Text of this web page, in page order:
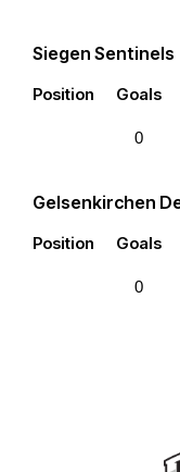
Siegen Sentinels
Position Goals
0
Gelsenkirchen
Position Goals
0